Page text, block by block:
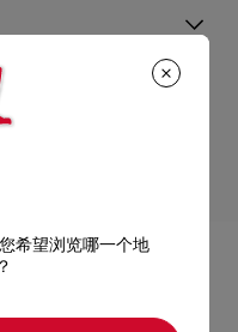
们也能为尽应所需，确保
亮皮革产品，以免品质受
4个工作天
有任何污渍。
希望浏览哪一个地